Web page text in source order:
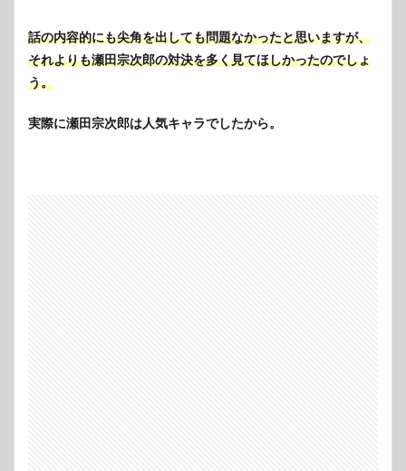
話の内容的にも尖角を出しても問題なかったと思いますが、
それよりも瀬田宗次郎の対決を多く見てほしかったのでしょ
う。
実際に瀬田宗次郎は人気キャラでしたから。